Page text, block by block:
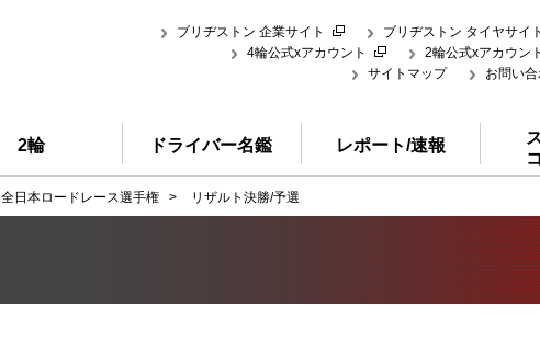
ブリヂストン 企業サイト
ブリヂストン タイヤサイト
4輪公式xアカウント
2輪公式xアカウント
サイトマップ
お問い
2輪 ドライバー名鑑 レポート/速報
全日本ロードレース選手権 > リザルト決勝/予選